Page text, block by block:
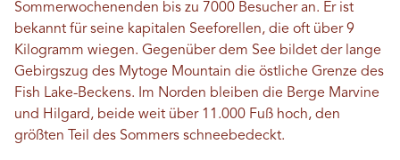
Sommerwochenenden bis zu 7000 Besucher an. Er ist
bekannt für seine kapitalen Seeforellen, die oft über 9
Kilogramm wiegen. Gegenüber dem See bildet der lange
Gebirgszug des Mytoge Mountain die östliche Grenze des
Fish Lake-Beckens. Im Norden bleiben die Berge Marvine
und Hilgard, beide weit über 11.000 Fuß hoch, den
größten Teil des Sommers schneebedeckt.